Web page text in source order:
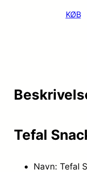
KØB
Tefal
Navn: Tefal